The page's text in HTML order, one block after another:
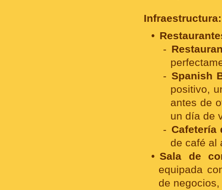
Infraestructura:
Spanish
positivo,
antes de
un día de
Cafetería
de café al
Sala de
equipada
de